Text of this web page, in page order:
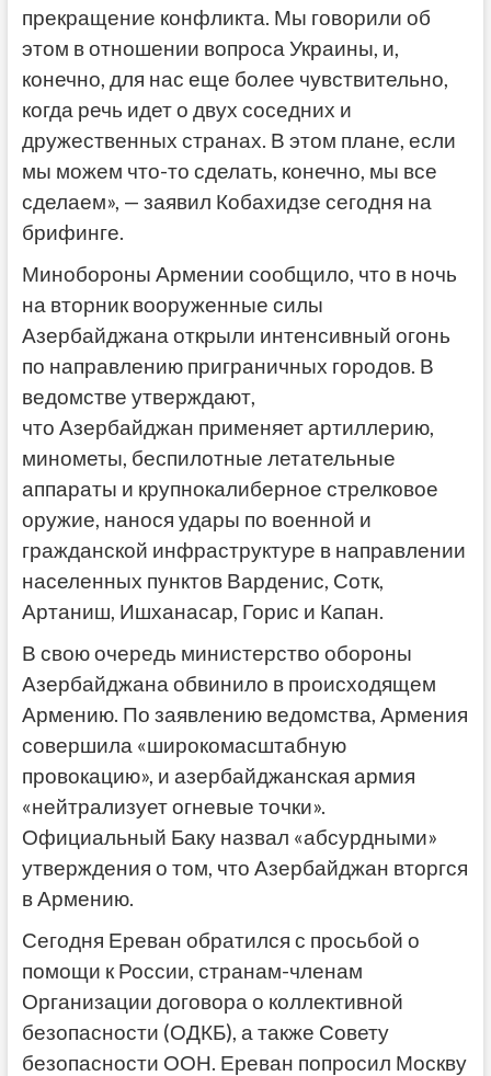
прекращение конфликта. Мы говорили об
этом в отношении вопроса Украины, и,
конечно, для нас еще более чувствительно,
когда речь идет о двух соседних и
дружественных странах. В этом плане, если
мы можем что-то сделать, конечно, мы все
сделаем», — заявил Кобахидзе сегодня на
брифинге.
Минобороны Армении сообщило, что в ночь
на вторник вооруженные силы
Азербайджана открыли интенсивный огонь
по направлению приграничных городов. В
ведомстве утверждают,
что Азербайджан применяет артиллерию,
минометы, беспилотные летательные
аппараты и крупнокалиберное стрелковое
оружие, нанося удары по военной и
гражданской инфраструктуре в направлении
населенных пунктов Варденис, Сотк,
Артаниш, Ишханасар, Горис и Капан.
В свою очередь министерство обороны
Азербайджана обвинило в происходящем
Армению. По заявлению ведомства, Армения
совершила «широкомасштабную
провокацию», и азербайджанская армия
«нейтрализует огневые точки».
Официальный Баку назвал «абсурдными»
утверждения о том, что Азербайджан вторгся
в Армению.
Сегодня Ереван обратился с просьбой о
помощи к России, странам-членам
Организации договора о коллективной
безопасности (ОДКБ), а также Совету
безопасности ООН. Ереван попросил Москву